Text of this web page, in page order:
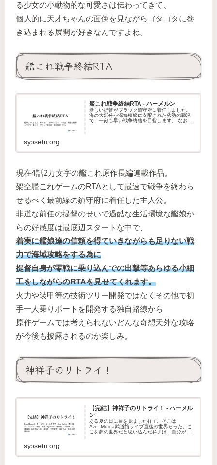
る少女の小動物的な可愛さは伝わってきて、
個人的に天才ちゃんの面倒を見ながらゴタゴタに巻
き込まれる展開が好きなんですよね。
艦これ戦争終結RTA
艦これ戦争終結RTA - ハーメルン
新しい提督がブラック鎮守府に着任しました。
海の大部分が深海棲艦に支配された劣勢の戦況
で、一刻も早い戦争終結を目指します。 なお最
syosetu.org
現在4話2万文字の艦これ原作長編連載作品。
架空艦これゲームのRTAとして最速で戦争を終わら
せるべく最前線の鎮守府に着任した主人公。
非道な前任の提督のせいで過酷な生活環境な艦娘か
らの好感度は最底辺スタートな中で、
着実に艦娘達の信頼を得ていきながらも足りない戦
力で海域攻略をする為に
提督自身が零戦に乗り込んでの出撃等あらゆる小細
工をしながらのRTAを見せてくれます。
火力や装甲等の技術ツリー開発ではなくその他で初
手一人乗りボートを開発する独自路線から
原作ゲームでは考えられないどんな奇想天外な攻略
が今後も披露されるのか楽しみ。
神祥子のリトライ！
【完結】神祥子のリトライ！ - ハーメル
ン
ある夏の日に目を覚ました祥子。そこは
Ave_Mujica武道館ライブ直後の世界だった。こ
こを夢の世界だと思い込んだ祥子は、自分が救
syosetu.org